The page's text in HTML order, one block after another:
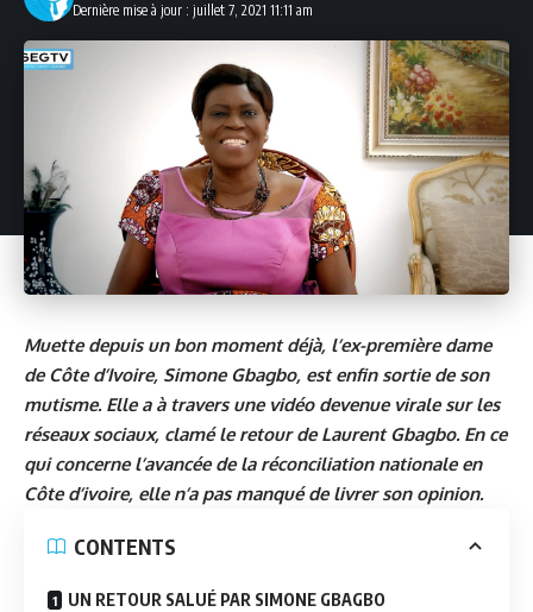
Dernière mise à jour : juillet 7, 2021 11:11 am
Muette depuis un bon moment déjà, l’ex-première dame
de Côte d’Ivoire, Simone Gbagbo, est enfin sortie de son
mutisme. Elle a à travers une vidéo devenue virale sur les
réseaux sociaux, clamé le retour de Laurent Gbagbo. En ce
qui concerne l’avancée de la réconciliation nationale en
Côte d’ivoire, elle n’a pas manqué de livrer son opinion.
CONTENTS
UN RETOUR SALUÉ PAR SIMONE GBAGBO